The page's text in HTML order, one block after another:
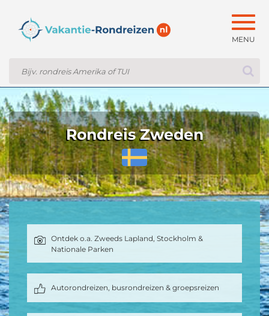
Rondreis Zweden
Ontdek o.a. Zweeds Lapland, Stockholm &
Nationale Parken
Autorondreizen, busrondreizen & groepsreizen